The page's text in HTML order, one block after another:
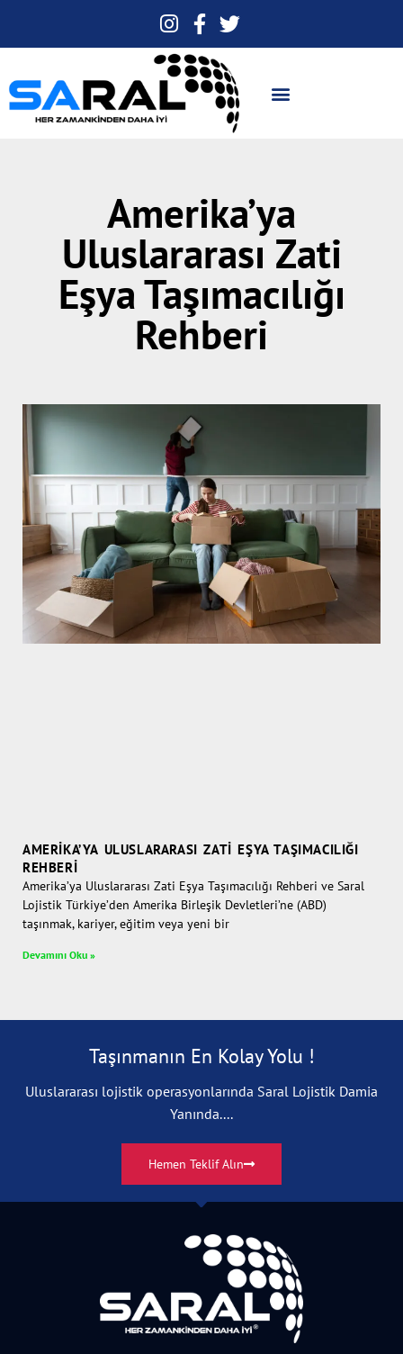
Amerika’ya
Uluslararası Zati
Eşya Taşımacılığı
Rehberi
AMERIKA’YA ULUSLARARASI ZATI EŞYA TAŞIMACILIĞI
REHBERI
Amerika’ya Uluslararası Zati Eşya Taşımacılığı Rehberi ve Saral
Lojistik Türkiye’den Amerika Birleşik Devletleri’ne (ABD)
taşınmak, kariyer, eğitim veya yeni bir
Devamını Oku »
Taşınmanın En Kolay Yolu !
Uluslararası lojistik operasyonlarında Saral Lojistik Damia
Yanında....
Hemen Teklif Alın